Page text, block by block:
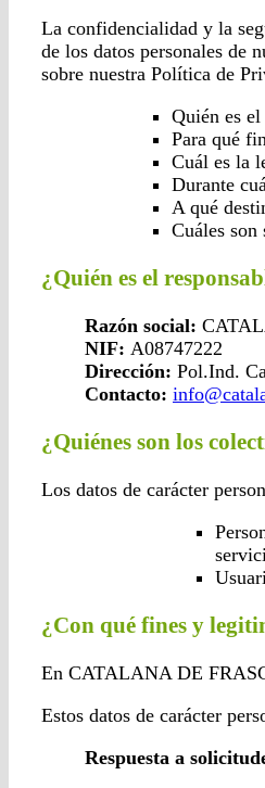
La confidencialidad y la
de los datos personales de
sobre nuestra Política de
Quién es
Para qué
Cuál es la
Durante
A qué
Cuáles son
¿Quién es el
Razón social:
NIF: A08747222
Dirección: Pol.Ind.
Contacto:
¿Quiénes son los
Los datos de carácter
¿Con qué fines y
En CATALANA DE
Estos datos de carácter
Respuesta a